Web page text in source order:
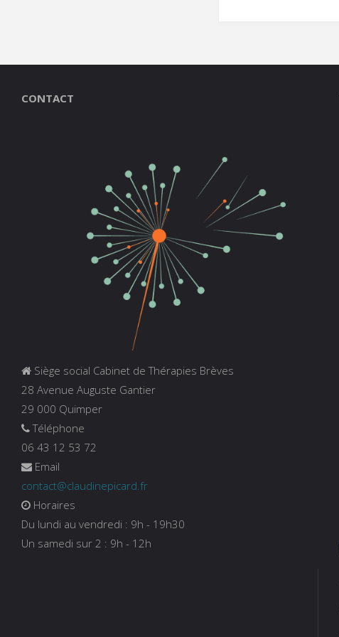
CONTACT
Siège social Cabinet de Thérapies Brèves
28 Avenue Auguste Gantier
29 000 Quimper
Téléphone
06 43 12 53 72
Email
contact@claudinepicard.fr
Horaires
Du lundi au vendredi : 9h - 19h30
Un samedi sur 2 : 9h - 12h